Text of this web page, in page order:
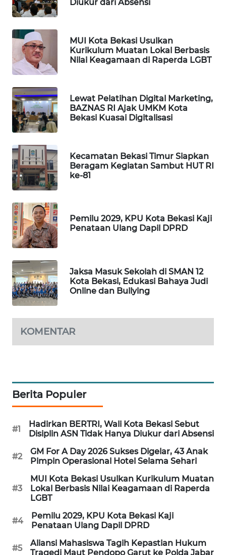
Diukur dari Absensi
MUI Kota Bekasi Usulkan
Kurikulum Muatan Lokal Berbasis
Nilai Keagamaan di Raperda LGBT
Lewat Pelatihan Digital Marketing,
BAZNAS RI Ajak UMKM Kota
Bekasi Kuasai Digitalisasi
Kecamatan Bekasi Timur Siapkan
Beragam Kegiatan Sambut HUT RI
ke-81
Pemilu 2029, KPU Kota Bekasi Kaji
Penataan Ulang Dapil DPRD
Jaksa Masuk Sekolah di SMAN 12
Kota Bekasi, Edukasi Bahaya Judi
Online dan Bullying
KOMENTAR
Berita Populer
#1
Hadirkan BERTRI, Wali Kota Bekasi Sebut
Disiplin ASN Tidak Hanya Diukur dari Absensi
#2
GM For A Day 2026 Sukses Digelar, 43 Anak
Pimpin Operasional Hotel Selama Sehari
#3
MUI Kota Bekasi Usulkan Kurikulum Muatan
Lokal Berbasis Nilai Keagamaan di Raperda
LGBT
#4
Pemilu 2029, KPU Kota Bekasi Kaji
Penataan Ulang Dapil DPRD
#5
Aliansi Mahasiswa Tagih Kepastian Hukum
Tragedi Maut Pendopo Garut ke Polda Jabar
KONSUMEN
FORWAMKI
ALPERKLINAS
FORJASIDA
NEWS
SITUNGIR
NEWS
SIDIKALANG
NEWS
NEWS
METRO
SIANTAR
JAKARTA
NEWS
KRT
NEWS
KARING
NEWS
JURNAL
MARITIM
HUMBANG